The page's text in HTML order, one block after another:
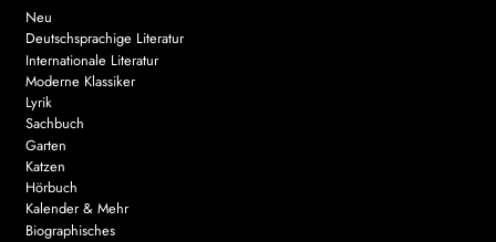
Neu
Deutschsprachige Literatur
Internationale Literatur
Moderne Klassiker
Lyrik
Sachbuch
Garten
Katzen
Hörbuch
Kalender & Mehr
Biographisches